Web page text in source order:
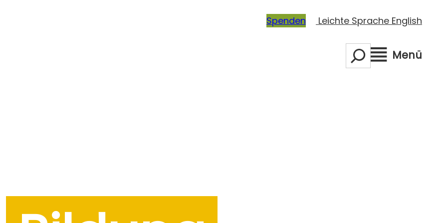
Spenden Leichte Sprache English
Menü